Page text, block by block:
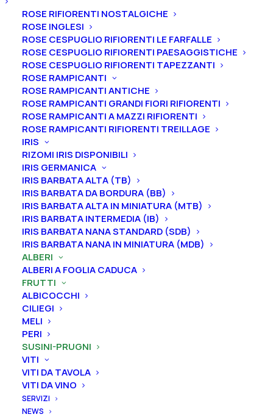
ROSE RIFIORENTI NOSTALGICHE
ROSE INGLESI
ROSE CESPUGLIO RIFIORENTI LE FARFALLE
ROSE CESPUGLIO RIFIORENTI PAESAGGISTICHE
ROSE CESPUGLIO RIFIORENTI TAPEZZANTI
ROSE RAMPICANTI
ROSE RAMPICANTI ANTICHE
ROSE RAMPICANTI GRANDI FIORI RIFIORENTI
ROSE RAMPICANTI A MAZZI RIFIORENTI
ROSE RAMPICANTI RIFIORENTI TREILLAGE
IRIS
RIZOMI IRIS DISPONIBILI
IRIS GERMANICA
IRIS BARBATA ALTA (TB)
IRIS BARBATA DA BORDURA (BB)
IRIS BARBATA ALTA IN MINIATURA (MTB)
IRIS BARBATA INTERMEDIA (IB)
IRIS BARBATA NANA STANDARD (SDB)
IRIS BARBATA NANA IN MINIATURA (MDB)
ALBERI
ALBERI A FOGLIA CADUCA
FRUTTI
ALBICOCCHI
CILIEGI
MELI
PERI
SUSINI-PRUGNI
VITI
VITI DA TAVOLA
VITI DA VINO
SERVIZI
NEWS
Susino “Ramassin”
18,00€
Maturazione: Da metà Luglio
Autofertile
Sapore: Dolcissimo
Buccia: Verde rossastro violacea con un sottile un
sottile velo di pruina
Polpa: Polpa gialla rossastra, morbida, spicca
Forma: Medio piccola
Curiosità: Antica varietà originaria del Piemonte sud-
occidentale
Dimensione vaso
Svuota
Susino
"Ramassin"
quantità
Ordina subito questo prodotto!
Puoi acquistare ora questo prodotto contattandoci e
indicando la dimensione del vaso desiderata e la
quantità